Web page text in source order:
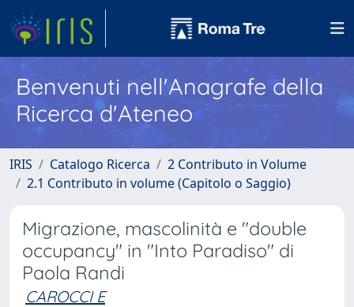
Benvenuti nell'Anagrafe della
Ricerca d'Ateneo
IRIS Catalogo Ricerca
2 Contributo in Volume
2.1 Contributo in volume (Capitolo o Saggio)
Migrazione, mascolinità e "double
occupancy" in "Into Paradiso" di
Paola Randi
CAROCCI E